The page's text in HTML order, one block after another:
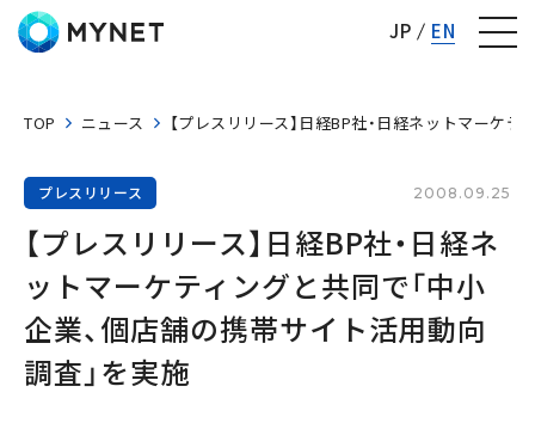
JP EN
TOP ニュース 【プレスリリース】日経BP社・日経ネットマーケ
プレスリリース 2008.09.25
【プレスリリース】日経BP社・日経ネ
ットマーケティングと共同で「中小
企業、個店舗の携帯サイト活用動向
調査」を実施